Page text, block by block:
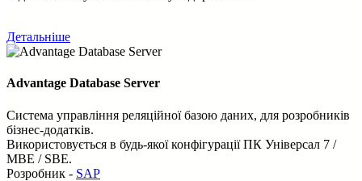
Детальніше
Advantage Database Server
Система управління реляційної базою даних, для розробників
бізнес-додатків.
Використовується в будь-якої конфігурації ПК Універсал 7 /
MBE / SBE.
Розробник - SAP